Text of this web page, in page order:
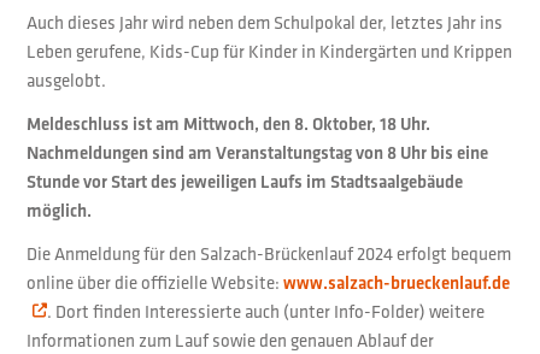
Auch dieses Jahr wird neben dem Schulpokal der, letztes Jahr ins
Leben gerufene, Kids-Cup für Kinder in Kindergärten und Krippen
ausgelobt.
Meldeschluss ist am Mittwoch, den 8. Oktober, 18 Uhr.
Nachmeldungen sind am Veranstaltungstag von 8 Uhr bis eine
Stunde vor Start des jeweiligen Laufs im Stadtsaalgebäude
möglich.
Die Anmeldung für den Salzach-Brückenlauf 2024 erfolgt bequem
online über die offizielle Website: www.salzach-brueckenlauf.de
. Dort finden Interessierte auch (unter Info-Folder) weitere
Informationen zum Lauf sowie den genauen Ablauf der